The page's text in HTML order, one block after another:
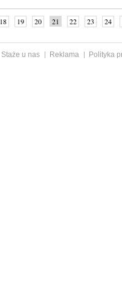
18 19 20 21 22 23 24
Staże u nas Reklama
Polityka